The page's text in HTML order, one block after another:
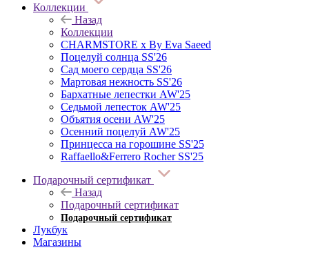
Коллекции
Назад
Коллекции
CHARMSTORE х By Eva Saeed
Поцелуй солнца SS'26
Сад моего сердца SS'26
Мартовая нежность SS'26
Бархатные лепестки AW'25
Седьмой лепесток AW'25
Объятия осени AW'25
Осенний поцелуй AW'25
Принцесса на горошине SS'25
Raffaello&Ferrero Rocher SS'25
Подарочный сертификат
Назад
Подарочный сертификат
Подарочный сертификат
Лукбук
Магазины